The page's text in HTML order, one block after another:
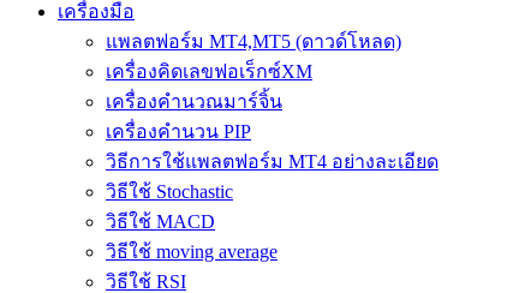
เครื่องมือ
แพลตฟอร์ม MT4,MT5 (ดาวด์โหลด)
เครื่องคิดเลขฟอเร็กซ์XM
เครื่องคำนวณมาร์จิ้น
เครื่องคำนวน PIP
วิธีการใช้แพลตฟอร์ม MT4 อย่างละเอียด
วิธีใช้ Stochastic
วิธีใช้ MACD
วิธีใช้ moving average
วิธีใช้ RSI